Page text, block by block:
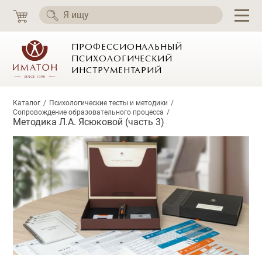
ПРОФЕССИОНАЛЬНЫЙ
ПСИХОЛОГИЧЕСКИЙ
ИНСТРУМЕНТАРИЙ
Каталог
Психологические тесты и методики
Сопровождение образовательного процесса
Методика Л.А. Ясюковой (часть 3)